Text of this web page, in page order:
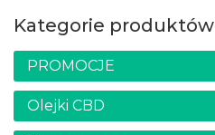
Kategorie produktów
PROMOCJE
Olejki CBD